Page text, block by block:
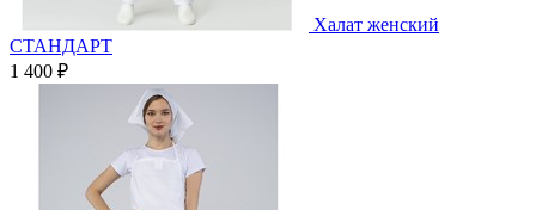
Халат женский
СТАНДАРТ
1 400 ₽